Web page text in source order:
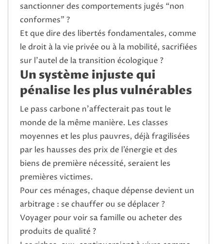
sanctionner des comportements jugés “non
conformes” ?
Et que dire des libertés fondamentales, comme
le droit à la vie privée ou à la mobilité, sacrifiées
sur l’autel de la transition écologique ?
Un système injuste qui
pénalise les plus vulnérables
Le pass carbone n’affecterait pas tout le
monde de la même manière. Les classes
moyennes et les plus pauvres, déjà fragilisées
par les hausses des prix de l’énergie et des
biens de première nécessité, seraient les
premières victimes.
Pour ces ménages, chaque dépense devient un
arbitrage : se chauffer ou se déplacer ?
Voyager pour voir sa famille ou acheter des
produits de qualité ?